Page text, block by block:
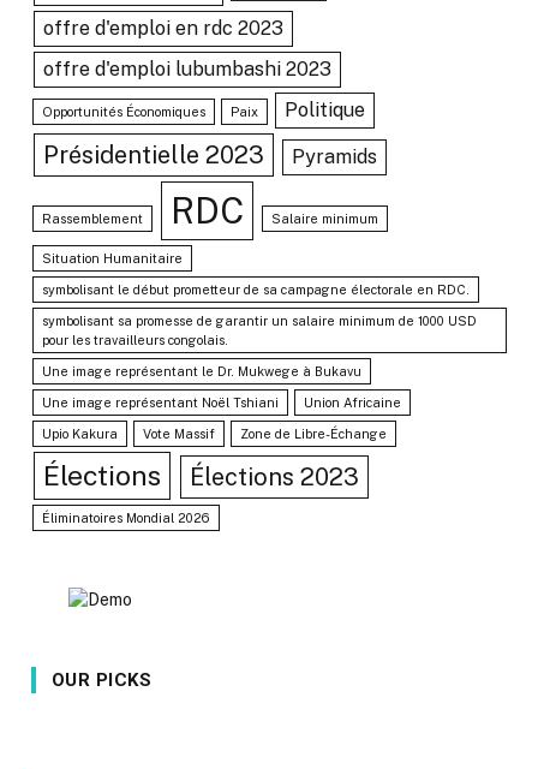
offre d'emploi en rdc 2023
offre d'emploi lubumbashi 2023
Opportunités Économiques Paix Politique
Présidentielle 2023 Pyramids
Rassemblement RDC Salaire minimum
Situation Humanitaire
symbolisant le début prometteur de sa campagne électorale en RDC.
symbolisant sa promesse de garantir un salaire minimum de 1000 USD
pour les travailleurs congolais.
Une image représentant le Dr. Mukwege à Bukavu
Une image représentant Noël Tshiani Union Africaine
Upio Kakura Vote Massif Zone de Libre-Échange
Élections Élections 2023
Éliminatoires Mondial 2026
OUR PICKS